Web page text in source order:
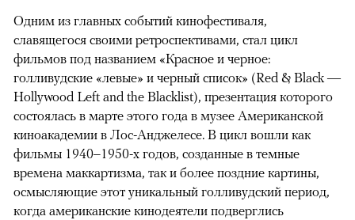
Одним из главных событий кинофестиваля,
славящегося своими ретроспективами, стал цикл
фильмов под названием «Красное и черное:
голливудские «левые» и черный список» (Red & Black —
Hollywood Left and the Blacklist), презентация которого
состоялась в марте этого года в музее Американской
киноакадемии в Лос-Анджелесе. В цикл вошли как
фильмы 1940–1950-х годов, созданные в темные
времена маккартизма, так и более поздние картины,
осмысляющие этот уникальный голливудский период,
когда американские кинодеятели подверглись